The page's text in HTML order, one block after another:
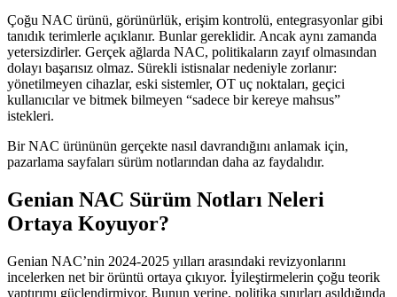
Çoğu NAC ürünü, görünürlük, erişim kontrolü, entegrasyonlar gibi
tanıdık terimlerle açıklanır. Bunlar gereklidir. Ancak aynı zamanda
yetersizdirler. Gerçek ağlarda NAC, politikaların zayıf olmasından
dolayı başarısız olmaz. Sürekli istisnalar nedeniyle zorlanır:
yönetilmeyen cihazlar, eski sistemler, OT uç noktaları, geçici
kullanıcılar ve bitmek bilmeyen “sadece bir kereye mahsus”
istekleri.
Bir NAC ürününün gerçekte nasıl davrandığını anlamak için,
pazarlama sayfaları sürüm notlarından daha az faydalıdır.
Genian NAC Sürüm Notları Neleri
Ortaya Koyuyor?
Genian NAC’nin 2024-2025 yılları arasındaki revizyonlarını
incelerken net bir örüntü ortaya çıkıyor. İyileştirmelerin çoğu teorik
yaptırımı güçlendirmiyor. Bunun yerine, politika sınırları aşıldığında